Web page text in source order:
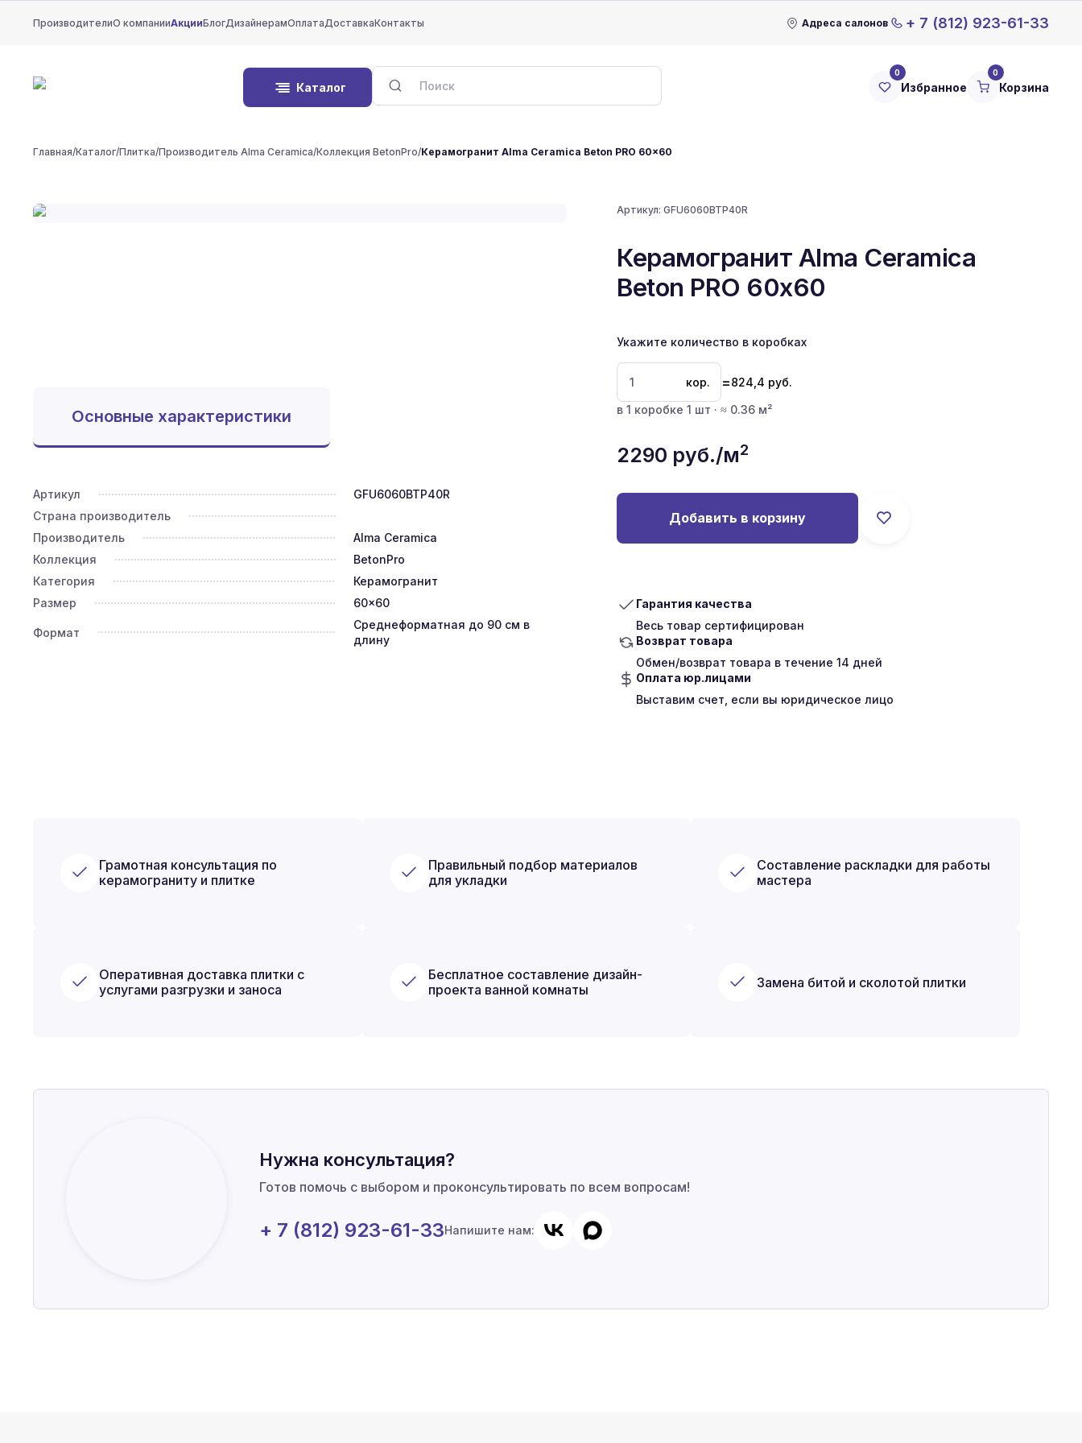
ПроизводителиО компанииАкцииБлогДизайнерамОплатаДоставкаКонтакты Адреса салонов + 7 (812) 923-61-33
Каталог
0
Избранное
0
Корзина
Главная/Каталог/Плитка/Производитель Alma Ceramica/Коллекция BetonPro/Керамогранит Alma Ceramica Beton PRO 60x60
Артикул:GFU6060BTP40R
Керамогранит Alma Ceramica
Beton PRO 60x60
Укажите количество в коробках
кор. =824,4 руб.
в 1 коробке 1 шт · ≈ 0.36 м²
2290 руб./м2
Добавить в корзину
Гарантия качества
Весь товар сертифицирован
Возврат товара
Обмен/возврат товара в течение 14 дней
Оплата юр.лицами
Выставим счет, если вы юридическое лицо
Основные характеристики
Артикул
GFU6060BTP40R
Страна производитель
Производитель
Alma Ceramica
Коллекция
BetonPro
Категория
Керамогранит
Размер
60x60
Формат
Среднеформатная до 90 см в
длину
Грамотная консультация по
керамограниту и плитке
Правильный подбор материалов
для укладки
Составление раскладки для работы
мастера
Оперативная доставка плитки с
услугами разгрузки и заноса
Бесплатное составление дизайн-
проекта ванной комнаты
Замена битой и сколотой плитки
Нужна консультация?
Готов помочь с выбором и проконсультировать по всем вопросам!
+ 7 (812) 923-61-33Напишите нам: